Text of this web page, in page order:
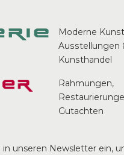
Moderne
Ausstellungen
Kunsthandel
Rahmungen,
Gutachten
in unseren Newsletter ein,